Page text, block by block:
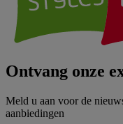
Ontvang onze
Meld u aan voor de
aanbiedingen